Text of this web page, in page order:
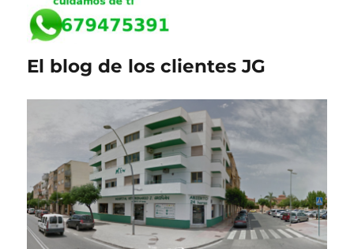
El blog de los clientes JG